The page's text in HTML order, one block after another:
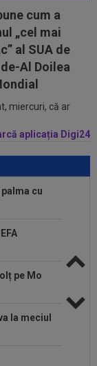
cum a
„cel mai
al SUA de
Al Doilea
miercuri, că ar
aplicația Digi24
nu
cu
pe Mo
la meciul